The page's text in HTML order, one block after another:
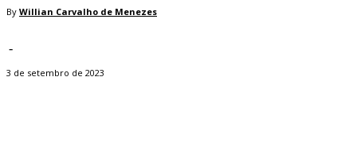
By Willian Carvalho de Menezes
-
3 de setembro de 2023